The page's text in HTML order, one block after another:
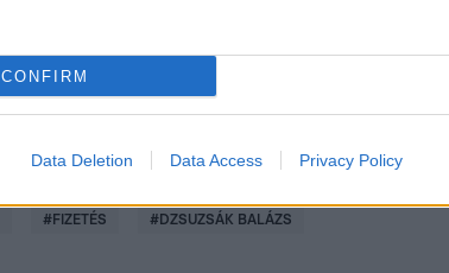
CONFIRM
Data Deletion Data Access Privacy Policy
#FIZETÉS #DZSUZSÁK BALÁZS